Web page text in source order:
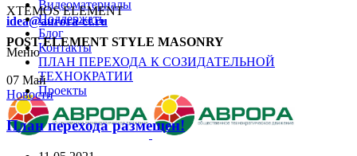
idea@aurora-ct.ru
Меню
Видеоматериалы
Поддержать
Блог
Контакты
ПЛАН ПЕРЕХОДА К СОЗИДАТЕЛЬНОЙ
ТЕХНОКРАТИИ
Проекты
XTEMOS ELEMENT
POST ELEMENT STYLE MASONRY
07 Май
Новости
План перехода размещен!